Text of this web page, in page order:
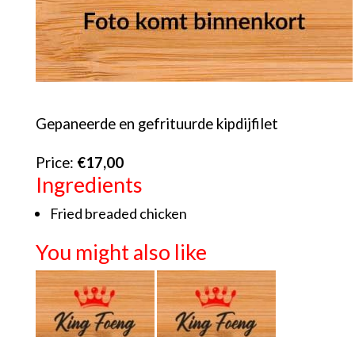
Gepaneerde en gefrituurde kipdijfilet
Price: €17,00
Ingredients
Fried breaded chicken
You might also like